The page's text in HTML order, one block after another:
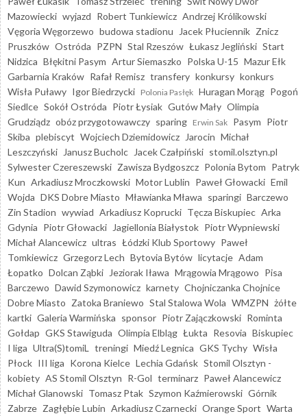
Mazowiecki wyjazd Robert Tunkiewicz Andrzej Królikowski
Vęgoria Węgorzewo budowa stadionu Jacek Płuciennik Znicz
Pruszków Ostróda PZPN Stal Rzeszów Łukasz Jegliński Start
Nidzica Błękitni Pasym Artur Siemaszko Polska U-15 Mazur Ełk
Garbarnia Kraków Rafał Remisz transfery konkursy konkurs
Wisła Puławy Igor Biedrzycki Polonia Pasłęk Huragan Morąg Pogoń
Siedlce Sokół Ostróda Piotr Łysiak Gutów Mały Olimpia
Grudziądz obóz przygotowawczy sparing Erwin Sak Pasym Piotr
Skiba plebiscyt Wojciech Dziemidowicz Jarocin Michał
Leszczyński
Janusz Bucholc Jacek Czałpiński stomil.olsztyn.pl
Sylwester Czereszewski Zawisza Bydgoszcz Polonia Bytom Patryk
Kun Arkadiusz Mroczkowski Motor Lublin Paweł Głowacki Emil
Wojda DKS Dobre Miasto Mławianka Mława sparingi Barczewo
Zin Stadion wywiad Arkadiusz Koprucki Tęcza Biskupiec Arka
Gdynia Piotr Głowacki Jagiellonia Białystok Piotr Wypniewski
Michał Alancewicz ultras Łódzki Klub Sportowy Paweł
Tomkiewicz Grzegorz Lech Bytovia Bytów licytacje Adam
Łopatko Dolcan Ząbki Jeziorak Iława Mrągowia Mrągowo Pisa
Barczewo Dawid Szymonowicz karnety Chojniczanka Chojnice
Dobre Miasto Zatoka Braniewo Stal Stalowa Wola WMZPN żółte
kartki Galeria Warmińska sponsor Piotr Zajączkowski Rominta
Gołdap GKS Stawiguda Olimpia Elbląg Łukta Resovia Biskupiec
I liga Ultra(S)tomiL treningi Miedź Legnica GKS Tychy Wisła
Płock III liga Korona Kielce Lechia Gdańsk Stomil Olsztyn -
kobiety AS Stomil Olsztyn R-Gol terminarz Paweł Alancewicz
Michał Glanowski Tomasz Ptak Szymon Kaźmierowski Górnik
Zabrze Zagłębie Lubin Arkadiusz Czarnecki Orange Sport Warta